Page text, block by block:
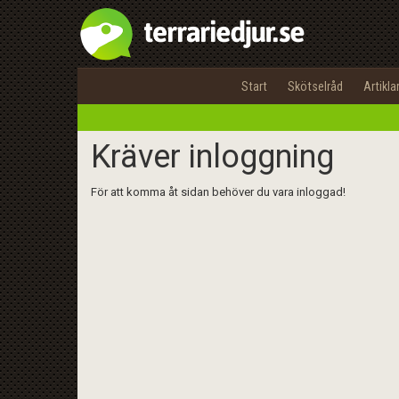
Start Skötselråd Artiklar
Kräver inloggning
För att komma åt sidan behöver du vara inloggad!